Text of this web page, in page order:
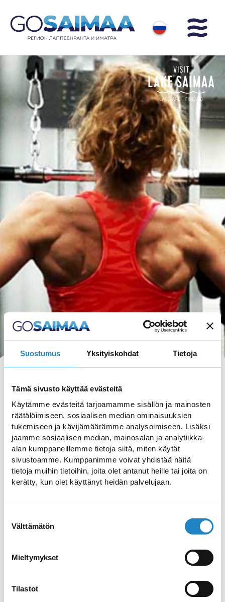
Suostumus Yksityiskohdat Tietoja
Tämä sivusto käyttää evästeitä
Käytämme evästeitä tarjoamamme sisällön ja mainosten
räätälöimiseen, sosiaalisen median ominaisuuksien
tukemiseen ja kävijämäärämme analysoimiseen. Lisäksi
jaamme sosiaalisen median, mainosalan ja analytiikka-
alan kumppaneillemme tietoja siitä, miten käytät
sivustoamme. Kumppanimme voivat yhdistää näitä
tietoja muihin tietoihin, joita olet antanut heille tai joita on
kerätty, kun olet käyttänyt heidän palvelujaan.
valinta
Välttämätön
Mieltymykset
Tilastot
HAKU
Посетите универсальный тренажерный
Спортивные площадки в